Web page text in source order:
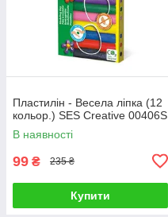
Пластилін - Весела ліпка (12
кольор.) SES Creative 00406S
В наявності
99 ₴ 235 ₴
Купити